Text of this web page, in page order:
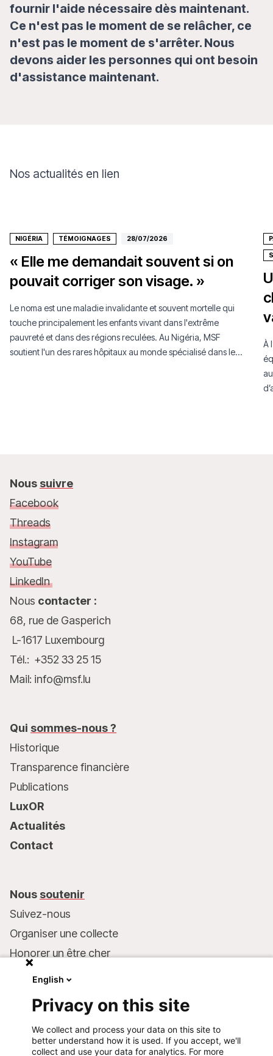
fournir l'aide nécessaire dès maintenant.
Ce n'est pas le moment de se relâcher, ce
n'est pas le moment de s'arrêter. Nous
devons aider les personnes qui ont besoin
d'assistance maintenant.
Nos actualités en lien
NIGÉRIA TÉMOIGNAGES 28/07/2026
« Elle me demandait souvent si on
pouvait corriger son visage. »
Le noma est une maladie invalidante et souvent mortelle qui
touche principalement les enfants vivant dans l'extrême
pauvreté et dans des régions reculées. Au Nigéria, MSF
soutient l'un des rares hôpitaux au monde spécialisé dans le
À
Nous suivre
Facebook
Threads
Instagram
YouTube
LinkedIn
Nous contacter :
68, rue de Gasperich
L-1617 Luxembourg
Tél.: +352 33 25 15
Mail: info@msf.lu
Qui sommes-nous ?
Historique
Transparence financière
Publications
LuxOR
Actualités
Contact
Nous soutenir
Suivez-nous
Organiser une collecte
Honorer un être cher
Inscrire MSF dans votre testament
Faire un don
Coordonnées bancaires :
LU75 1111 0000 4848 0000
English
Privacy on this site
We collect and process your data on this site to
better understand how it is used. If you accept, we'll
collect and use your data for analytics. For more